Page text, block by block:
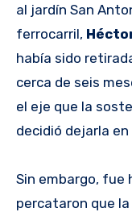
al jardín San
ferrocarril,
había sido
cerca de seis
el eje que la
decidió dejarla
Sin embargo, fue
percataron que